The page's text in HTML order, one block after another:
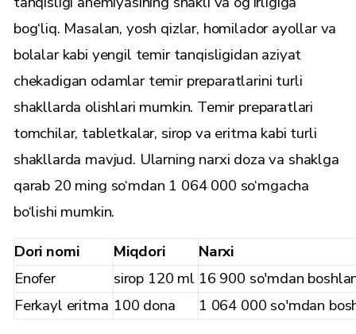
bog‘liq. Masalan, yosh qizlar, homilador ayollar va
bolalar kabi yengil temir tanqisligidan aziyat
chekadigan odamlar temir preparatlarini turli
shakllarda olishlari mumkin. Temir preparatlari
tomchilar, tabletkalar, sirop va eritma kabi turli
shakllarda mavjud. Ularning narxi doza va shaklga
qarab 20 ming so‘mdan 1 064 000 so‘mgacha
bo‘lishi mumkin.
Dori nomi
Miqdori
Narxi
Enofer
sirop 120 ml 16 900 so'mdan
Ferkayl eritma 100 dona
1 064 000 so'mdan